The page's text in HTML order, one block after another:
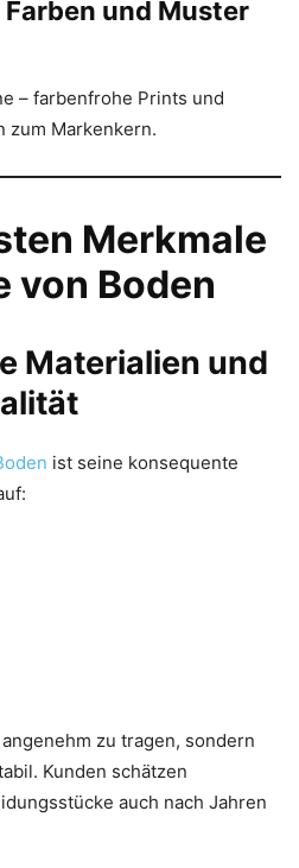
und Muster
– farbenfrohe Prints und
zum Markenkern.
Merkmale
von Boden
Materialien und
ist seine konsequente
zu tragen, sondern
Kunden schätzen
auch nach Jahren